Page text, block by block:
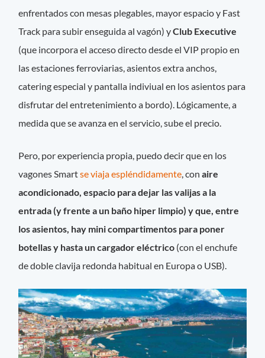
enfrentados con mesas plegables, mayor espacio y Fast
Track para subir enseguida al vagón) yClub Executive
(que incorpora el acceso directo desde el VIP propio en
las estaciones ferroviarias, asientos extra anchos,
catering especial y pantalla indiviual en los asientos para
disfrutar del entretenimiento a bordo). Lógicamente, a
medida que se avanza en el servicio, sube el precio.
Pero, por experiencia propia, puedo decir que en los
vagones Smartse viaja espléndidamente, con aire
acondicionado, espacio para dejar las valijas a la
entrada (y frente a un baño hiper limpio) y que, entre
los asientos, hay mini compartimentos para poner
botellas y hasta un cargador eléctrico (con el enchufe
de doble clavija redonda habitual en Europa o USB).